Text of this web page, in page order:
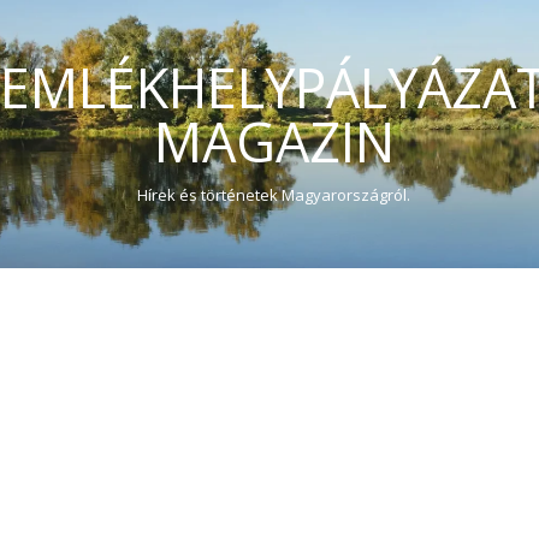
MAGAZIN
Hírek és történetek Magyarországról.